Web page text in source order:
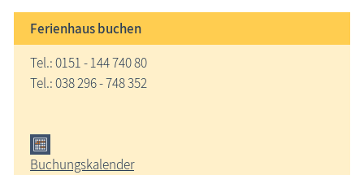
Blog
Ferienhaus buchen
Tel.: 0151 - 144 740 80
Tel.: 038 296 - 748 352
Buchungskalender